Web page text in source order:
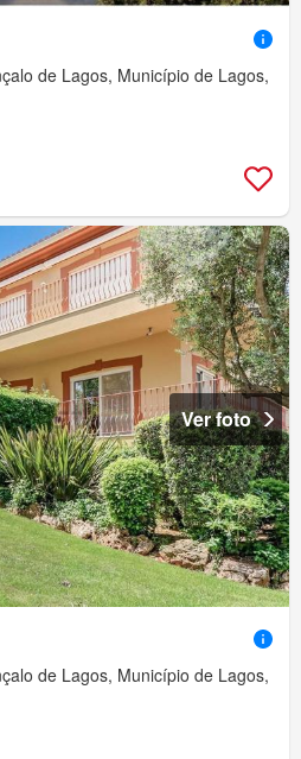
de Lagos, Município de Lagos,
Ver foto
de Lagos, Município de Lagos,